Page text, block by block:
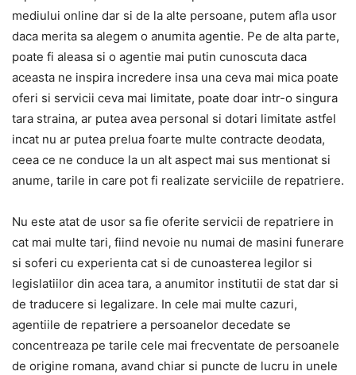
mediului online dar si de la alte persoane, putem afla usor
daca merita sa alegem o anumita agentie. Pe de alta parte,
poate fi aleasa si o agentie mai putin cunoscuta daca
aceasta ne inspira incredere insa una ceva mai mica poate
oferi si servicii ceva mai limitate, poate doar intr-o singura
tara straina, ar putea avea personal si dotari limitate astfel
incat nu ar putea prelua foarte multe contracte deodata,
ceea ce ne conduce la un alt aspect mai sus mentionat si
anume, tarile in care pot fi realizate serviciile de repatriere.
Nu este atat de usor sa fie oferite servicii de repatriere in
cat mai multe tari, fiind nevoie nu numai de masini funerare
si soferi cu experienta cat si de cunoasterea legilor si
legislatiilor din acea tara, a anumitor institutii de stat dar si
de traducere si legalizare. In cele mai multe cazuri,
agentiile de repatriere a persoanelor decedate se
concentreaza pe tarile cele mai frecventate de persoanele
de origine romana, avand chiar si puncte de lucru in unele